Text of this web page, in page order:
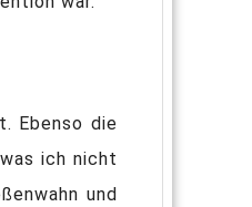
Ebenso die
ich nicht
und